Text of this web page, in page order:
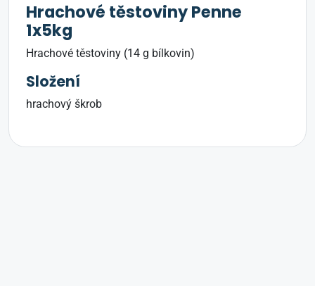
Hrachové těstoviny Penne
1x5kg
Hrachové těstoviny (14 g bílkovin)
Složení
hrachový škrob